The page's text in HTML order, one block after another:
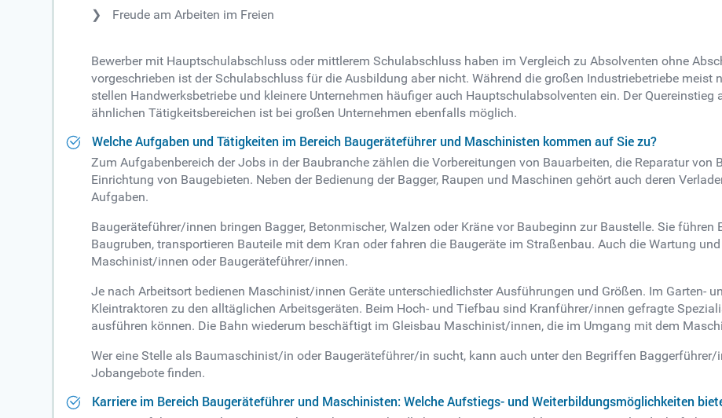
Freude am Arbeiten im Freien
Bewerber mit Hauptschulabschluss oder mittlerem Schulabschluss haben im Vergleich zu Absolventen ohne
vorgeschrieben ist der Schulabschluss für die Ausbildung aber nicht. Während die großen Industriebetriebe meist
stellen Handwerksbetriebe und kleinere Unternehmen häufiger auch Hauptschulabsolventen ein. Der
ähnlichen Tätigkeitsbereichen ist bei großen Unternehmen ebenfalls möglich.
Welche Aufgaben und Tätigkeiten im Bereich Baugeräteführer und Maschinisten kommen auf Sie zu?
Zum Aufgabenbereich der Jobs in der Baubranche zählen die Vorbereitungen von Bauarbeiten, die Reparatur von
Einrichtung von Baugebieten. Neben der Bedienung der Bagger, Raupen und Maschinen gehört auch deren
Aufgaben.
Baugeräteführer/innen bringen Bagger, Betonmischer, Walzen oder Kräne vor Baubeginn zur Baustelle. Sie
Baugruben, transportieren Bauteile mit dem Kran oder fahren die Baugeräte im Straßenbau. Auch die Wartung
Maschinist/innen oder Baugeräteführer/innen.
Je nach Arbeitsort bedienen Maschinist/innen Geräte unterschiedlichster Ausführungen und Größen. Im Garten-
Kleintraktoren zu den alltäglichen Arbeitsgeräten. Beim Hoch- und Tiefbau sind Kranführer/innen gefragte
ausführen können. Die Bahn wiederum beschäftigt im Gleisbau Maschinist/innen, die im Umgang mit dem
Wer eine Stelle als Baumaschinist/in oder Baugeräteführer/in sucht, kann auch unter den Begriffen
Jobangebote finden.
Karriere im Bereich Baugeräteführer und Maschinisten: Welche Aufstiegs- und Weiterbildungsmöglichkeiten